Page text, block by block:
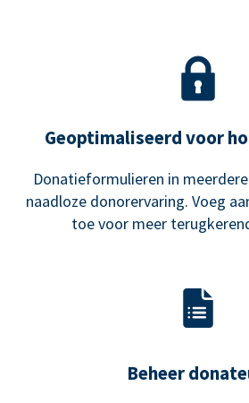
Geoptimaliseerd voor
Donatieformulieren in
naadloze donorervaring. Voeg
toe voor meer
Beheer